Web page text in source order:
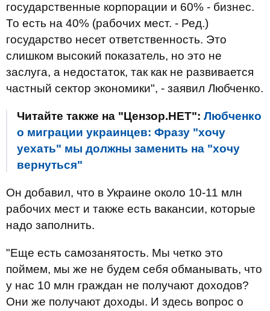
государственные корпорации и 60% - бизнес.
То есть на 40% (рабочих мест. - Ред.)
государство несет ответственность. Это
слишком высокий показатель, но это не
заслуга, а недостаток, так как не развивается
частный сектор экономики", - заявил Любченко.
Читайте также на "Цензор.НЕТ": Любченко
о миграции украинцев: Фразу "хочу
уехать" мы должны заменить на "хочу
вернуться"
Он добавил, что в Украине около 10-11 млн
рабочих мест и также есть вакансии, которые
надо заполнить.
"Еще есть самозанятость. Мы четко это
поймем, мы же не будем себя обманывать, что
у нас 10 млн граждан не получают доходов?
Они же получают доходы. И здесь вопрос о